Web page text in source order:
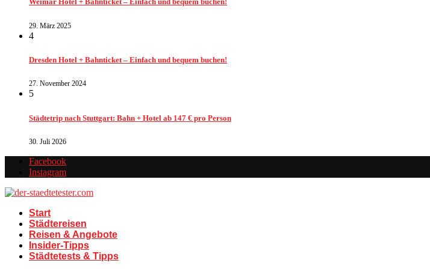
29. März 2025
4
Dresden Hotel + Bahnticket – Einfach und bequem buchen!
27. November 2024
5
Städtetrip nach Stuttgart: Bahn + Hotel ab 147 € pro Person
30. Juli 2026
Facebook
Instagram
Start
Städtereisen
Reisen & Angebote
Insider-Tipps
Städtetests & Tipps